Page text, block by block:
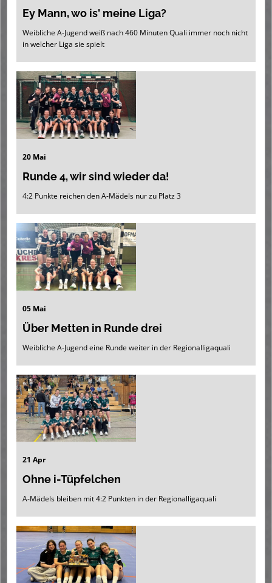
Ey Mann, wo is' meine Liga?
Weibliche A-Jugend weiß nach 460 Minuten Quali immer noch nicht
in welcher Liga sie spielt
20 Mai
Runde 4, wir sind wieder da!
4:2 Punkte reichen den A-Mädels nur zu Platz 3
05 Mai
Über Metten in Runde drei
Weibliche A-Jugend eine Runde weiter in der Regionalligaquali
21 Apr
Ohne i-Tüpfelchen
A-Mädels bleiben mit 4:2 Punkten in der Regionalligaquali